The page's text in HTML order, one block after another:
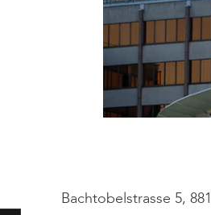
Bachtobelstrasse 5,